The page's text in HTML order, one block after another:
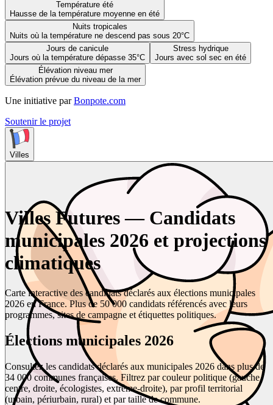
Température été
Hausse de la température moyenne en été
Nuits tropicales
Nuits où la température ne descend pas sous 20°C
Jours de canicule
Jours où la température dépasse 35°C
Stress hydrique
Jours avec sol sec en été
Élévation niveau mer
Élévation prévue du niveau de la mer
Une initiative par Bonpote.com
Soutenir le projet
Villes
Villes Futures — Candidats
municipales 2026 et projections
climatiques
Carte interactive des candidats déclarés aux élections municipales
2026 en France. Plus de 50 000 candidats référencés avec leurs
programmes, sites de campagne et étiquettes politiques.
Élections municipales 2026
Consultez les candidats déclarés aux municipales 2026 dans plus de
34 000 communes françaises. Filtrez par couleur politique (gauche,
centre, droite, écologistes, extrême-droite), par profil territorial
(urbain, périurbain, rural) et par taille de commune.